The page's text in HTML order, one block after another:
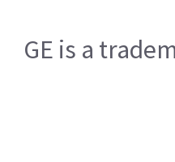
GE is a